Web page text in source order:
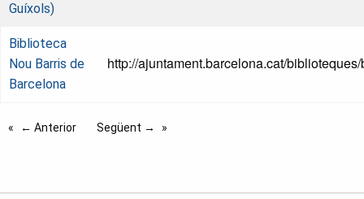
Guíxols)
Biblioteca
Nou Barris de
Barcelona
http://ajuntament.barcelona.cat/
← Anterior Següent →